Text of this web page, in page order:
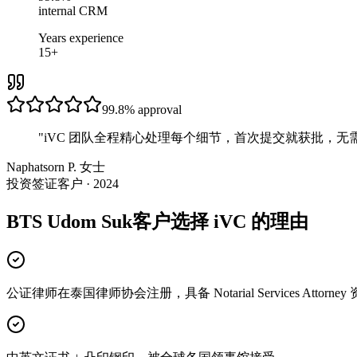
internal CRM
Years experience
15+
99.8% approval
"iVC 团队全程精心处理每个细节，首次提交就获批，无
Naphatsorn P. 女士
投资签证客户 · 2024
BTS Udom Suk客户选择 iVC 的理由
公证律师在泰国律师协会注册，具备 Notarial Services Attorney